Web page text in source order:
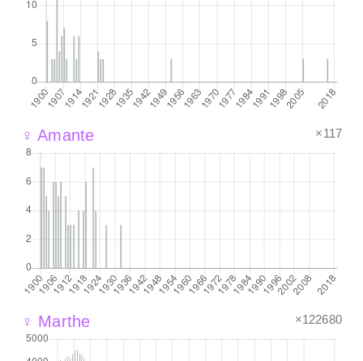
♀ Amante ×117
♀ Marthe ×122680